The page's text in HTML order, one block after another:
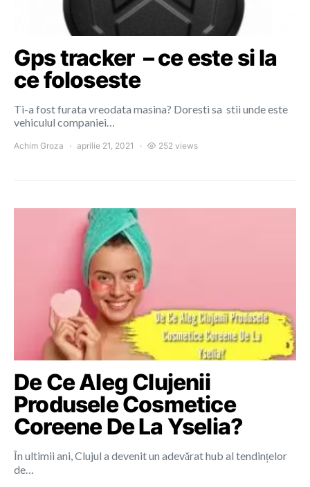
Gps tracker – ce este si la
ce foloseste
Ti-a fost furata vreodata masina? Doresti sa stii unde este
vehiculul companiei…
Achim Groza aprilie 21, 2021 252 views
De Ce Aleg Clujenii
Produsele Cosmetice
Coreene De La Yselia?
În ultimii ani, Clujul a devenit un adevărat hub al tendințelor
de…